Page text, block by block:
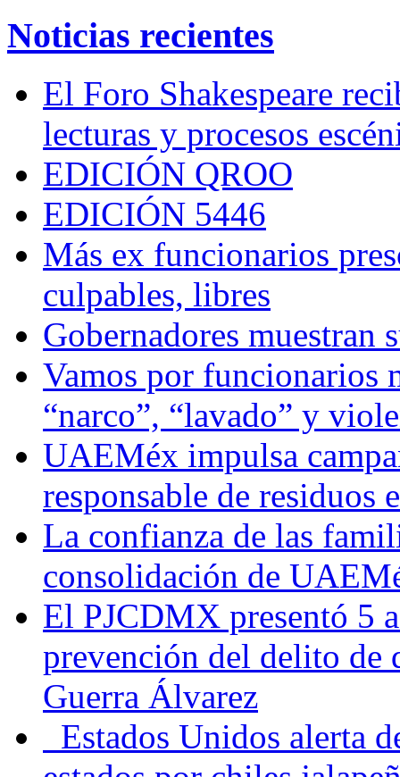
Noticias recientes
El Foro Shakespeare
lecturas y procesos
EDICIÓN QROO
EDICIÓN 5446
Más ex funcionarios
culpables, libres
Gobernadores muestran
Vamos por funcionarios
“narco”, “lavado” y
UAEMéx impulsa
responsable de residuos
La confianza de las
consolidación de
El PJCDMX presentó 5
prevención del delito de
Guerra Álvarez
Estados Unidos alerta